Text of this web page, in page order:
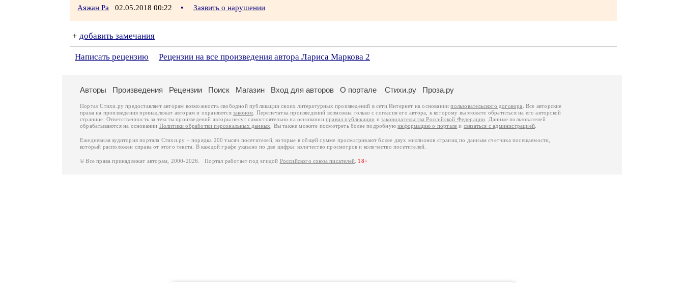
Аяжан Ра 02.05.2018 00:22 • Заявить о нарушении
+ добавить замечания
Написать рецензию Рецензии на все произведения автора Лариса Маркова 2
Авторы Произведения Рецензии Поиск Магазин Вход для авторов О портале Стихи.ру Проза.ру
Портал Стихи.ру предоставляет авторам возможность свободной публикации своих литературных произведений в сети Интернет на основаниипользовательского договора
. Все авторские
права на произведения принадлежат авторам и охраняются законом . Перепечатка произведений возможна только с согласия его автора, к которому вы можете обратиться на его авторской
странице. Ответственность за тексты произведений авторы несут самостоятельно на основанииправил публикации изаконодательства Российской Федерации . Данные пользователей
обрабатываются на основании Политики обработки персональных данных . Вы также можете посмотреть более подробнуюинформацию о портале и связаться с администрацией
Ежедневная аудитория портала Стихи.ру – порядка 200 тысяч посетителей, которые в общей сумме просматривают более двух миллионов страниц по данным счетчика посещаемости,
который расположен справа от этого текста. В каждой графе указано по две цифры: количество просмотров и количество посетителей.
© Все права принадлежат авторам, 2000-2026. Портал работает под эгидой Российского союза писателей 18+